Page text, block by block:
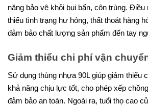
năng bảo vệ khỏi bụi bẩn, côn trùng.
thiểu tình trạng hư hỏng, thất thoát hàng
đảm bảo chất lượng sản phẩm đến tay
Giảm thiểu chi phí vận
Sử dụng thùng nhựa 90L giúp giảm thiểu
khả năng chịu lực tốt, cho phép xếp
đảm bảo an toàn. Ngoài ra, tuổi thọ cao